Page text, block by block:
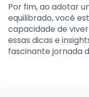
Por fim, ao adotar
equilibrado, você
capacidade de
essas dicas e
fascinante jornada